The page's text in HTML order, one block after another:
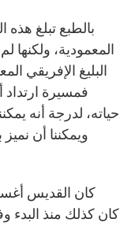
البليغ الإفريقي
فمسيرة
حياته، لدرجة أنه
ويمكننا أن
كان كذلك منذ البدء